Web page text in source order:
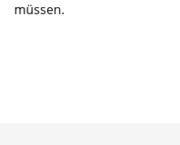
müssen.